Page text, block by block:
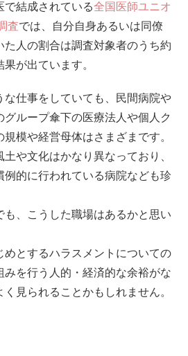
で結成されている全国医師ユニオ
査では、自分自身あるいは同僚
た人の割合は調査対象者のうち約
が出ています。
な仕事をしていても、民間病院や
グループ傘下の医療法人や個人ク
模や経営母体はさまざまです。
や文化はかなり異なっており、
例的に行われている病院なども珍
も、こうした職場はあるかと思い
めとするハラスメントについての
みを行う人的・経済的な余裕がな
見られることかもしれません。